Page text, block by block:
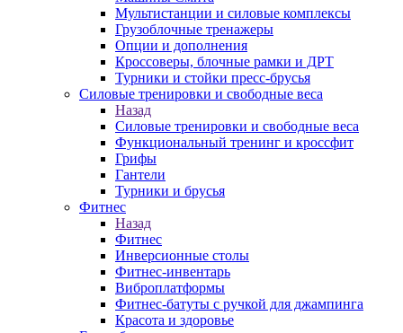
Мультистанции и силовые комплексы
Грузоблочные тренажеры
Опции и дополнения
Кроссоверы, блочные рамки и ДРТ
Турники и стойки пресс-брусья
Силовые тренировки и свободные веса
Назад
Силовые тренировки и свободные веса
Функциональный тренинг и кроссфит
Грифы
Гантели
Турники и брусья
Фитнес
Назад
Фитнес
Инверсионные столы
Фитнес-инвентарь
Виброплатформы
Фитнес-батуты с ручкой для джампинга
Красота и здоровье